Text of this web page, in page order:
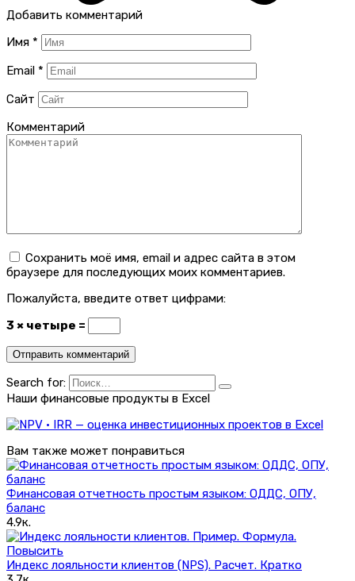
Добавить комментарий
Имя *
Email *
Сайт
Комментарий
Сохранить моё имя, email и адрес сайта в этом
браузере для последующих моих комментариев.
Пожалуйста, введите ответ цифрами:
3 × четыре =
Search for:
Наши финансовые продукты в Excel
Вам также может понравиться
Финансовая отчетность простым языком: ОДДС, ОПУ,
баланс
4.9к.
Индекс лояльности клиентов (NPS). Расчет. Кратко